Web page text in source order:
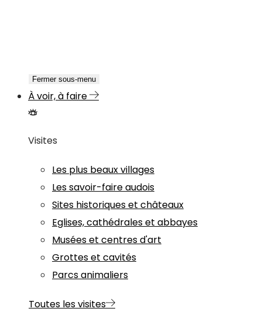
Fermer sous-menu
À voir, à faire
Visites
Les plus beaux villages
Les savoir-faire audois
Sites historiques et châteaux
Eglises, cathédrales et abbayes
Musées et centres d'art
Grottes et cavités
Parcs animaliers
Toutes les visites